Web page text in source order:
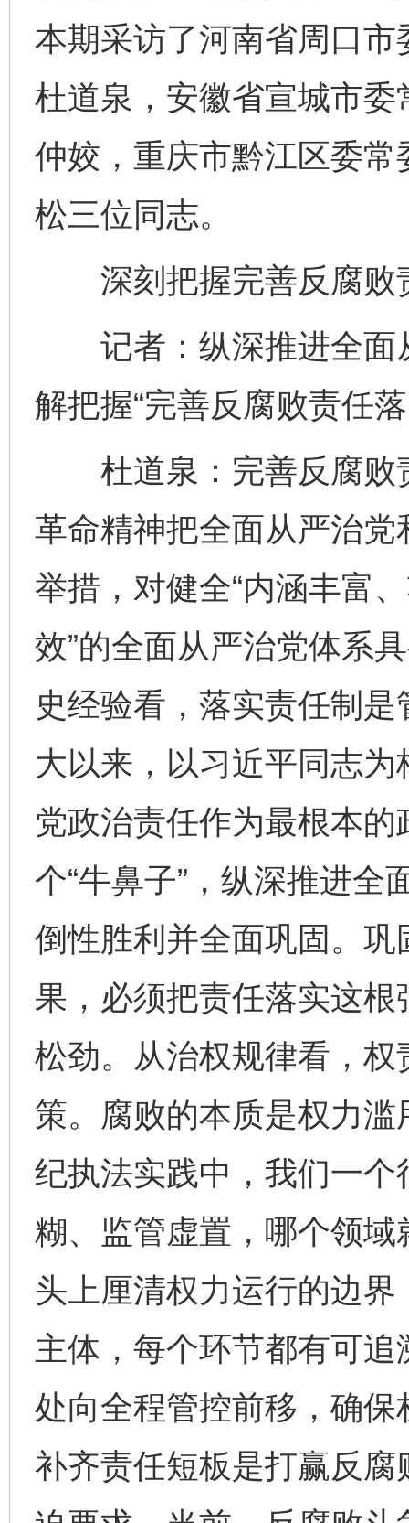
本期采访了河南省周口
杜道泉，安徽省宣城市
仲姣，重庆市黔江区委
松三位同志。
深刻把握完善反腐败
记者：纵深推进全面
解把握“完善反腐败责任
杜道泉：完善反腐败
革命精神把全面从严治
举措，对健全“内涵丰富
效”的全面从严治党体系
史经验看，落实责任制
大以来，以习近平同志
党政治责任作为最根本
个“牛鼻子”，纵深推进全
倒性胜利并全面巩固。
果，必须把责任落实这
松劲。从治权规律看，
策。腐败的本质是权力
纪执法实践中，我们一
糊、监管虚置，哪个领
头上厘清权力运行的边
主体，每个环节都有可
处向全程管控前移，确
补齐责任短板是打赢反